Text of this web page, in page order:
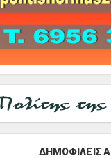
ΔΗΜΟΦΙΛΕΊΣ